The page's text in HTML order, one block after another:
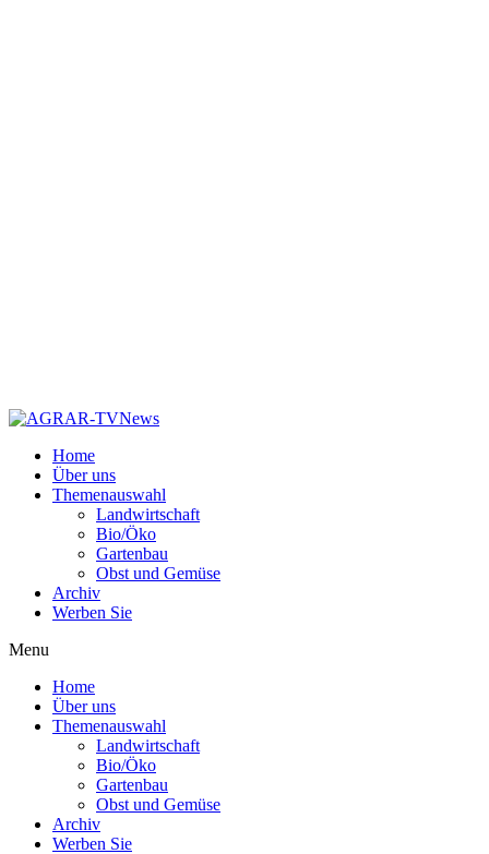
Home
Über uns
Themenauswahl
Landwirtschaft
Bio/Öko
Gartenbau
Obst und Gemüse
Archiv
Werben Sie
Menu
Home
Über uns
Themenauswahl
Landwirtschaft
Bio/Öko
Gartenbau
Obst und Gemüse
Archiv
Werben Sie